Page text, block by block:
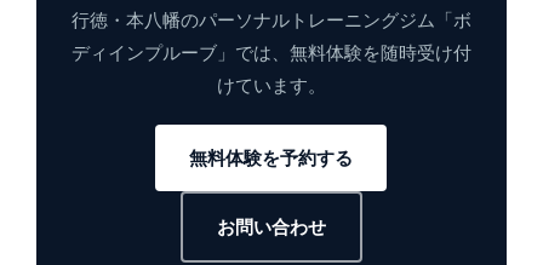
行徳・本八幡のパーソナルトレーニングジム「ボ
ディインプルーブ」では、無料体験を随時受け付
けています。
無料体験を予約する
お問い合わせ